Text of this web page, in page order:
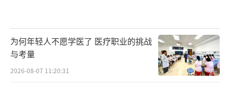
为何年轻人不愿学医了 医疗职业的挑战
与考量
2026-08-07 11:20:31